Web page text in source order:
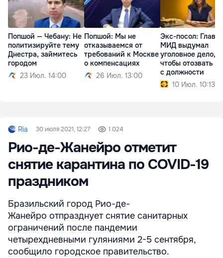
Попшой — Чебану: Не
политизируйте тему
Днестра, займитесь
городом
23 Июл. 14:00
Попшой: Мы не
отказываемся от
требований к Москве
о компенсациях
26 Июл. 13:00
Экс-посол: Глава
МИД выдумал
уголовное дело,
чтобы отозвать
с должности
10 Июл. 10:13
Ria 30 июля 2021, 12:27 1 024
Рио-де-Жанейро отметит
снятие карантина по COVID-19
праздником
Бразильский город Рио-де-
Жанейро отпразднует снятие санитарных
ограничений после пандемии
четырехдневными гуляниями 2-5 сентября,
сообщило городское правительство.